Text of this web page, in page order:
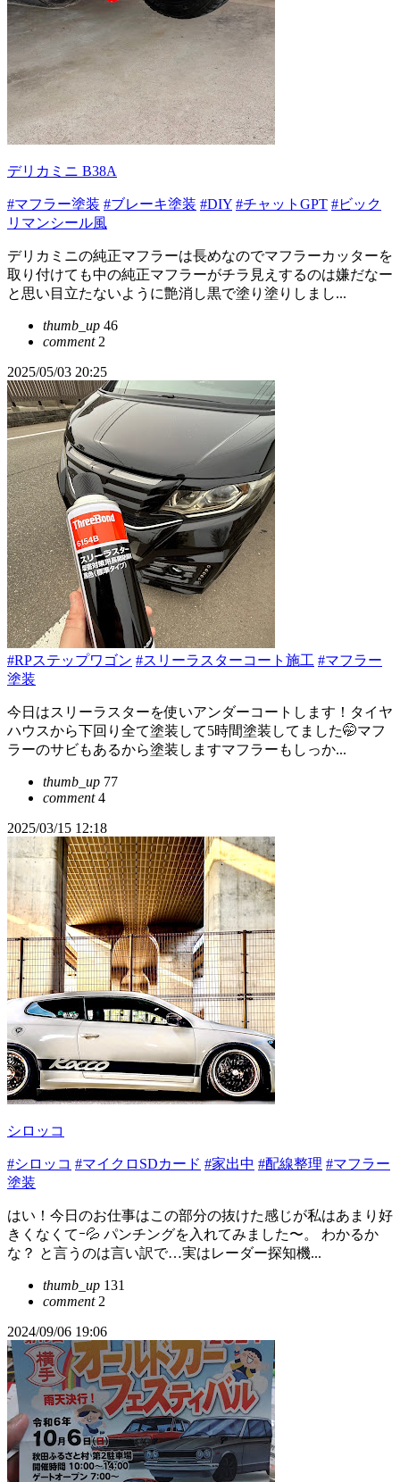
デリカミニ B38A
#マフラー塗装 #ブレーキ塗装 #DIY #チャットGPT #ビック
リマンシール風
デリカミニの純正マフラーは長めなのでマフラーカッターを
取り付けても中の純正マフラーがチラ見えするのは嫌だなー
と思い目立たないように艶消し黒で塗り塗りしまし...
thumb_up 46
comment2
2025/05/03 20:25
#RPステップワゴン #スリーラスターコート施工 #マフラー
塗装
今日はスリーラスターを使いアンダーコートします！タイヤ
ハウスから下回り全て塗装して5時間塗装してました🤭マフ
ラーのサビもあるから塗装しますマフラーもしっか...
thumb_up 77
comment4
2025/03/15 12:18
シロッコ
#シロッコ #マイクロSDカード #家出中 #配線整理 #マフラー
塗装
はい！今日のお仕事はこの部分の抜けた感じが私はあまり好
きくなくてｰ💦 パンチングを入れてみました〜。 わかるか
な？ と言うのは言い訳で…実はレーダー探知機...
thumb_up 131
comment2
2024/09/06 19:06